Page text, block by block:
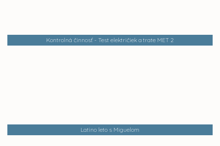
Kontrolná činnosť - Test električiek a trate MET 2
Latino leto s Miguelom